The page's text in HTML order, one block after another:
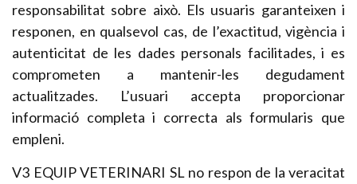
responsabilitat sobre això. Els usuaris garanteixen i
responen, en qualsevol cas, de l’exactitud, vigència i
autenticitat de les dades personals facilitades, i es
comprometen a mantenir-les degudament
actualitzades. L’usuari accepta proporcionar
informació completa i correcta als formularis que
empleni.
V3 EQUIP VETERINARI SL no respon de la veracitat